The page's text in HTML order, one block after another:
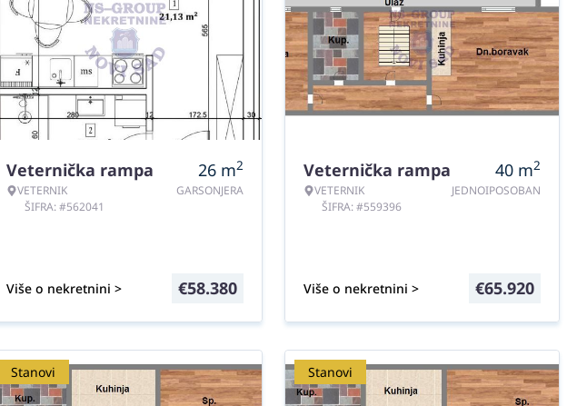
Veternička rampa
VETERNIK
ŠIFRA: #562041
26 m2
GARSONJERA
Više o nekretnini > €58.380
Veternička rampa
VETERNIK
ŠIFRA: #559396
40 m2
JEDNOIPOSOBAN
Više o nekretnini > €65.920
Stanovi Stanovi